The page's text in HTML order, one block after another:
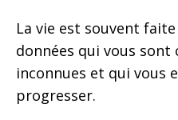
La vie est souvent
données qui vous
inconnues et qui vous
progresser.